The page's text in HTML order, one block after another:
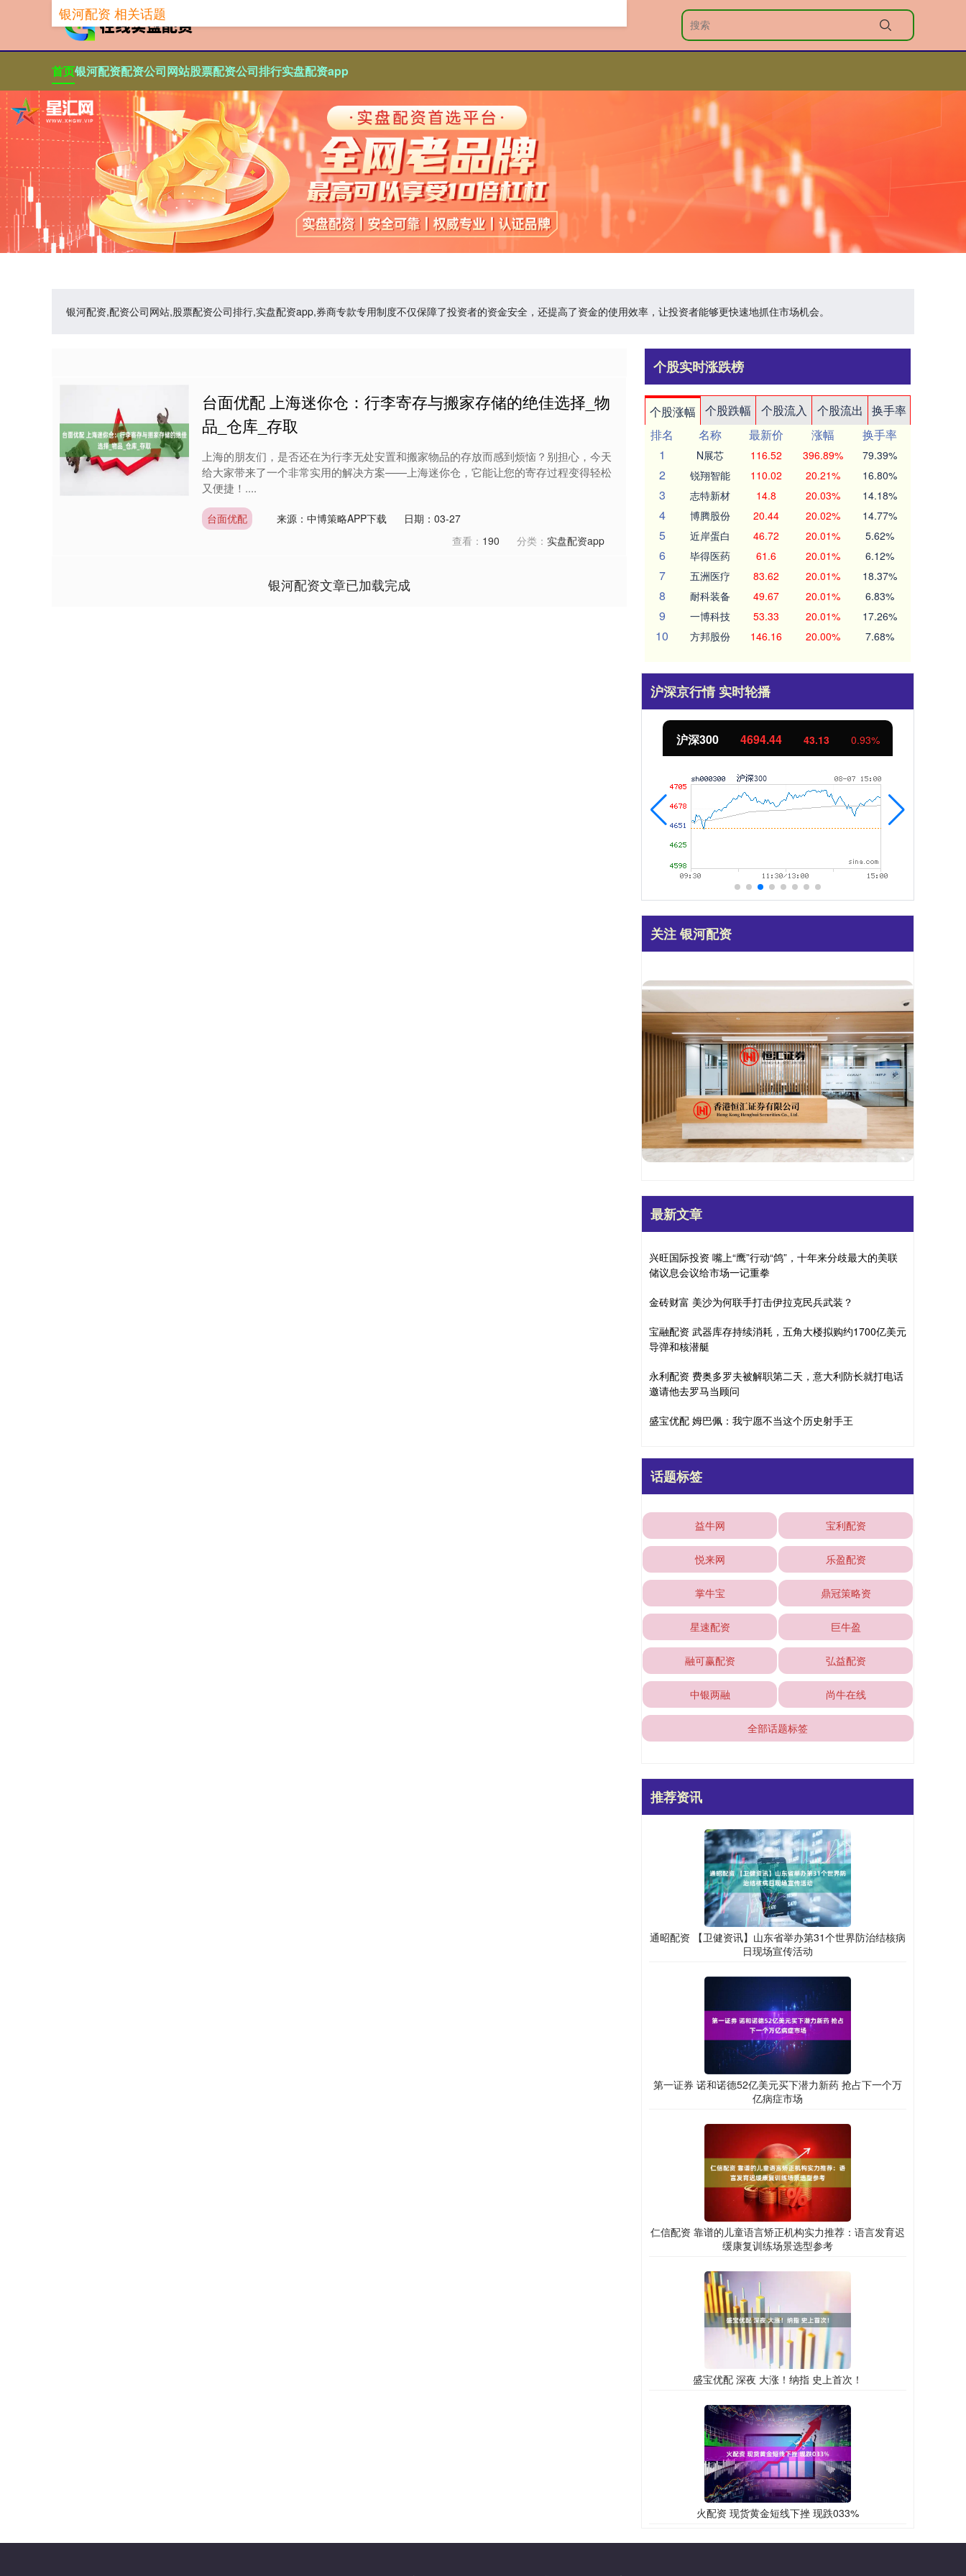
首页银河配资配资公司网站股票配资公司排行实盘配资app
银河配资,配资公司网站,股票配资公司排行,实盘配资app,券商专款专用制度不仅保障了投资者的资金安全，还提高了资金的使用效率，让投资者能够更快速地抓住市场机会。
银河配资 相关话题
台面优配 上海迷你仓：行李寄存与搬家存储的绝佳选择_物
品_仓库_存取
上海的朋友们，是否还在为行李无处安置和搬家物品的存放而感到烦恼？别担心，今天
给大家带来了一个非常实用的解决方案——上海迷你仓，它能让您的寄存过程变得轻松
又便捷！....
台面优配 来源：中博策略APP下载
日期：03-27
查看： 190 分类： 实盘配资app
银河配资文章已加载完成
个股实时涨跌榜
个股涨幅 个股跌幅 个股流入 个股流出
换手率
排名
名称 最新价 涨幅
换手率
1
N展芯 116.52 396.89% 79.39%
2 锐翔智能 110.02 20.21% 16.80%
3 志特新材 14.8 20.03% 14.18%
4 博腾股份 20.44 20.02% 14.77%
5 近岸蛋白 46.72 20.01% 5.62%
6 毕得医药 61.6 20.01% 6.12%
7 五洲医疗 83.62 20.01% 18.37%
8 耐科装备 49.67 20.01% 6.83%
9 一博科技 53.33 20.01% 17.26%
10 方邦股份 146.16 20.00% 7.68%
沪深京行情 实时轮播
沪深300 4694.44 43.13 0.93%
关注 银河配资
最新文章
兴旺国际投资 嘴上“鹰”行动“鸽”，十年来分歧最大的美联
储议息会议给市场一记重拳
金砖财富 美沙为何联手打击伊拉克民兵武装？
宝融配资 武器库存持续消耗，五角大楼拟购约1700亿美元
导弹和核潜艇
永利配资 费奥多罗夫被解职第二天，意大利防长就打电话
邀请他去罗马当顾问
盛宝优配 姆巴佩：我宁愿不当这个历史射手王
话题标签
益牛网 宝利配资
悦来网 乐盈配资
掌牛宝 鼎冠策略资
星速配资 巨牛盈
融可赢配资 弘益配资
中银两融 尚牛在线
全部话题标签
推荐资讯
通昭配资 【卫健资讯】山东省举办第31个世界防治结核病
日现场宣传活动
第一证券 诺和诺德52亿美元买下潜力新药 抢占下一个万
亿病症市场
仁信配资 靠谱的儿童语言矫正机构实力推荐：语言发育迟
缓康复训练场景选型参考
盛宝优配 深夜 大涨！纳指 史上首次！
火配资 现货黄金短线下挫 现跌033%